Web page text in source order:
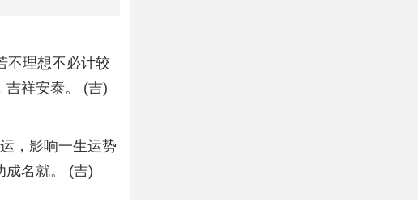
不理想不必计较
吉祥安泰。 (吉)
，影响一生运势
成名就。 (吉)